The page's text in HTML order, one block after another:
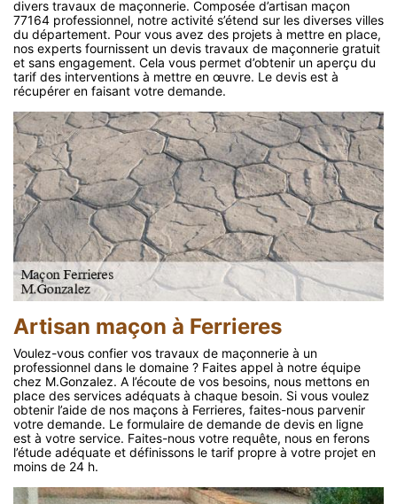
divers travaux de maçonnerie. Composée d’artisan maçon
77164 professionnel, notre activité s’étend sur les diverses villes
du département. Pour vous avez des projets à mettre en place,
nos experts fournissent un devis travaux de maçonnerie gratuit
et sans engagement. Cela vous permet d’obtenir un aperçu du
tarif des interventions à mettre en œuvre. Le devis est à
récupérer en faisant votre demande.
Artisan maçon à Ferrieres
Voulez-vous confier vos travaux de maçonnerie à un
professionnel dans le domaine ? Faites appel à notre équipe
chez M.Gonzalez. A l’écoute de vos besoins, nous mettons en
place des services adéquats à chaque besoin. Si vous voulez
obtenir l’aide de nos maçons à Ferrieres, faites-nous parvenir
votre demande. Le formulaire de demande de devis en ligne
est à votre service. Faites-nous votre requête, nous en ferons
l’étude adéquate et définissons le tarif propre à votre projet en
moins de 24 h.